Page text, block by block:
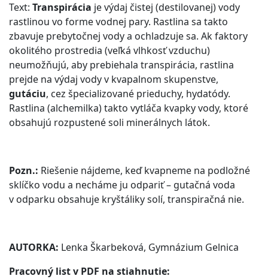
Text: Transpirácia je výdaj čistej (destilovanej) vody
rastlinou vo forme vodnej pary. Rastlina sa takto
zbavuje prebytočnej vody a ochladzuje sa. Ak faktory
okolitého prostredia (veľká vlhkosť vzduchu)
neumožňujú, aby prebiehala transpirácia, rastlina
prejde na výdaj vody v kvapalnom skupenstve,
gutáciu, cez špecializované prieduchy, hydatódy.
Rastlina (alchemilka) takto vytláča kvapky vody, ktoré
obsahujú rozpustené soli minerálnych látok.
Pozn.: Riešenie nájdeme, keď kvapneme na podložné
sklíčko vodu a necháme ju odpariť – gutačná voda
v odparku obsahuje kryštáliky solí, transpiračná nie.
AUTORKA: Lenka Škarbeková, Gymnázium Gelnica
Pracovný list v PDF na stiahnutie: